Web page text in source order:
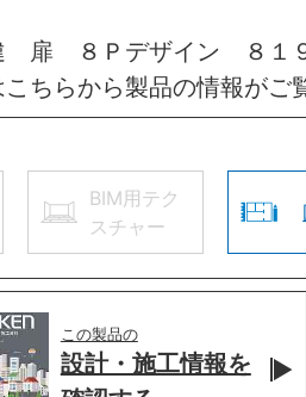
扉 ８Ｐデザイン ８
ちらから製品の情報がご
BIM用テク
スチャー
この製品の
設計・施工情報を